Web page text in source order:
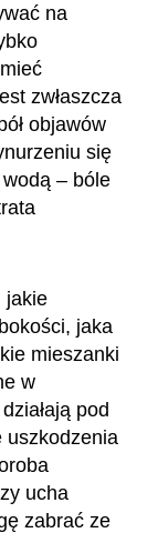
na
zwłaszcza
objawów
się
– bóle
jakie
jaka
mieszanki
w
pod
uszkodzenia
ucha
zabrać ze